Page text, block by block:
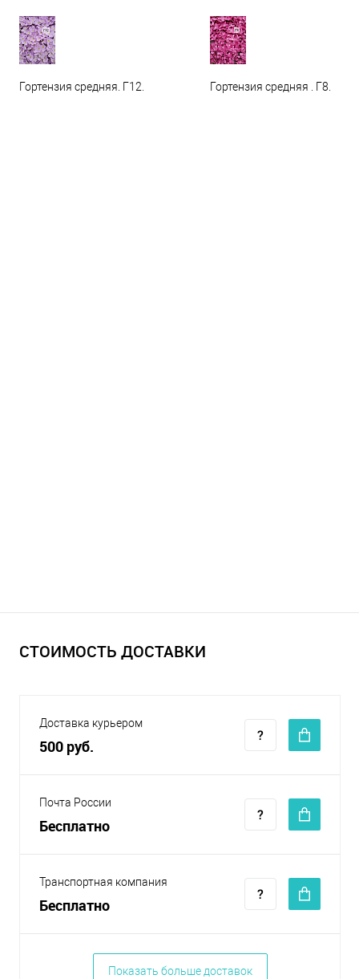
Гортензия средняя. Г12. Гортензия средняя . Г8.
СТОИМОСТЬ ДОСТАВКИ
Доставка курьером
500 руб.
Почта России
Бесплатно
Транспортная компания
Бесплатно
Показать больше доставок